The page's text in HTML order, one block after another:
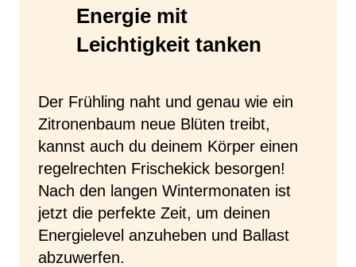
Energie mit
Leichtigkeit tanken
Der Frühling naht und genau wie ein
Zitronenbaum neue Blüten treibt,
kannst auch du deinem Körper einen
regelrechten Frischekick besorgen!
Nach den langen Wintermonaten ist
jetzt die perfekte Zeit, um deinen
Energielevel anzuheben und Ballast
abzuwerfen.